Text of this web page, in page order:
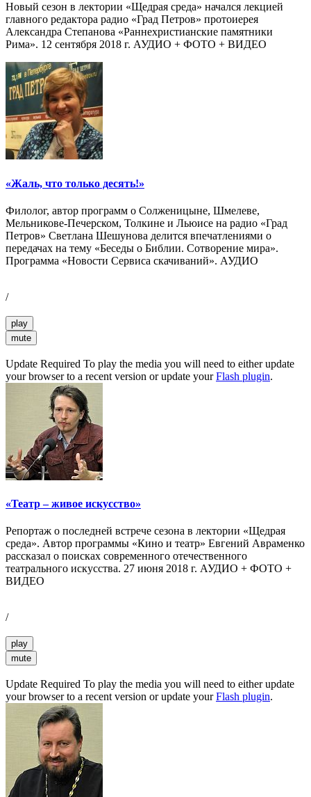
Новый сезон в лектории «Щедрая среда» начался лекцией
главного редактора радио «Град Петров» протоиерея
Александра Степанова «Раннехристианские памятники
Рима». 12 сентября 2018 г. АУДИО + ФОТО + ВИДЕО
«Жаль, что только десять!»
Филолог, автор программ о Солженицыне, Шмелеве,
Мельникове-Печерском, Толкине и Льюисе на радио «Град
Петров» Светлана Шешунова делится впечатлениями о
передачах на тему «Беседы о Библии. Сотворение мира».
Программа «Новости Сервиса скачиваний». АУДИО
/
play
mute
Update Required To play the media you will need to either update
your browser to a recent version or update yourFlash plugin.
«Театр – живое искусство»
Репортаж о последней встрече сезона в лектории «Щедрая
среда». Автор программы «Кино и театр» Евгений Авраменко
рассказал о поисках современного отечественного
театрального искусства. 27 июня 2018 г. АУДИО + ФОТО +
ВИДЕО
/
play
mute
Update Required To play the media you will need to either update
your browser to a recent version or update yourFlash plugin.